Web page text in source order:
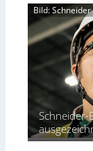
a
h
e
A
u
t
o
m
a
t
i
u
t
o
r
i
a
r
e
i
h
e
e
r
b
i
n
d
e
t
G
e
r
ä
Bild:
Schneider-